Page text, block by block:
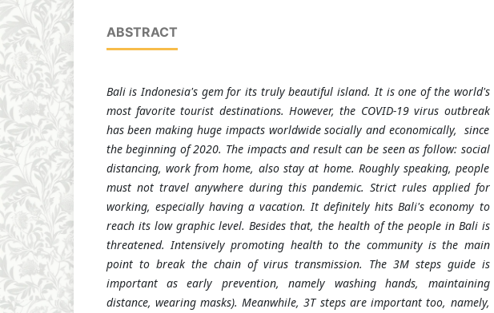
ABSTRACT
Bali is Indonesia's gem for its truly beautiful island. It is one of the world's
most favorite tourist destinations. However, the COVID-19 virus outbreak
has been making huge impacts worldwide socially and economically, since
the beginning of 2020. The impacts and result can be seen as follow: social
distancing, work from home, also stay at home. Roughly speaking, people
must not travel anywhere during this pandemic. Strict rules applied for
working, especially having a vacation. It definitely hits Bali's economy to
reach its low graphic level. Besides that, the health of the people in Bali is
threatened. Intensively promoting health to the community is the main
point to break the chain of virus transmission. The 3M steps guide is
important as early prevention, namely washing hands, maintaining
distance, wearing masks). Meanwhile, 3T steps are important too, namely,